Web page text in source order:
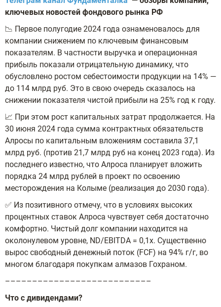
ключевых новостей фондового рынка РФ
📉 Первое полугодие 2024 года ознаменовалось для
компании снижением по ключевым финансовым
показателям. В частности выручка и операционная
прибыль показали отрицательную динамику, что
обусловлено ростом себестоимости продукции на 14% —
до 114 млрд руб. Это в свою очередь сказалось на
снижении показателя чистой прибыли на 25% год к году.
📈 При этом рост капитальных затрат продолжается. На
30 июня 2024 года сумма контрактных обязательств
Алросы по капитальным вложениям составила 37,1
млрд руб. (против 21,7 млрд руб на конец 2023 года). Из
последнего известно, что Алроса планирует вложить
порядка 24 млрд рублей в проект по освоению
месторождения на Колыме (реализация до 2030 года).
✅ Из позитивного отмечу, что в условиях высоких
процентных ставок Алроса чувствует себя достаточно
комфортно. Чистый долг компании находится на
околонулевом уровне, ND/EBITDA = 0,1x. Существенно
вырос свободный денежный поток (FCF) на 94% г/г, во
многом благодаря покупкам алмазов Гохраном.
–––––––––––––––––––––––––––
Что с дивидендами?